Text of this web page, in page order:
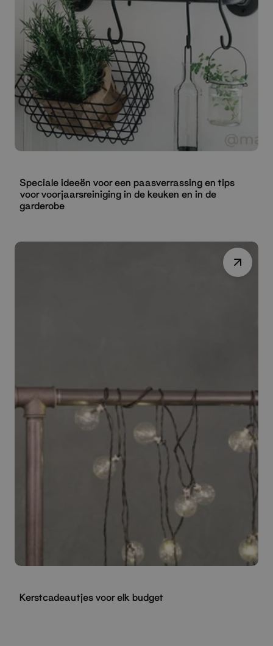
Speciale ideeën voor een paasverrassing en tips
voor voorjaarsreiniging in de keuken en in de
garderobe
Kerstcadeautjes voor elk budget